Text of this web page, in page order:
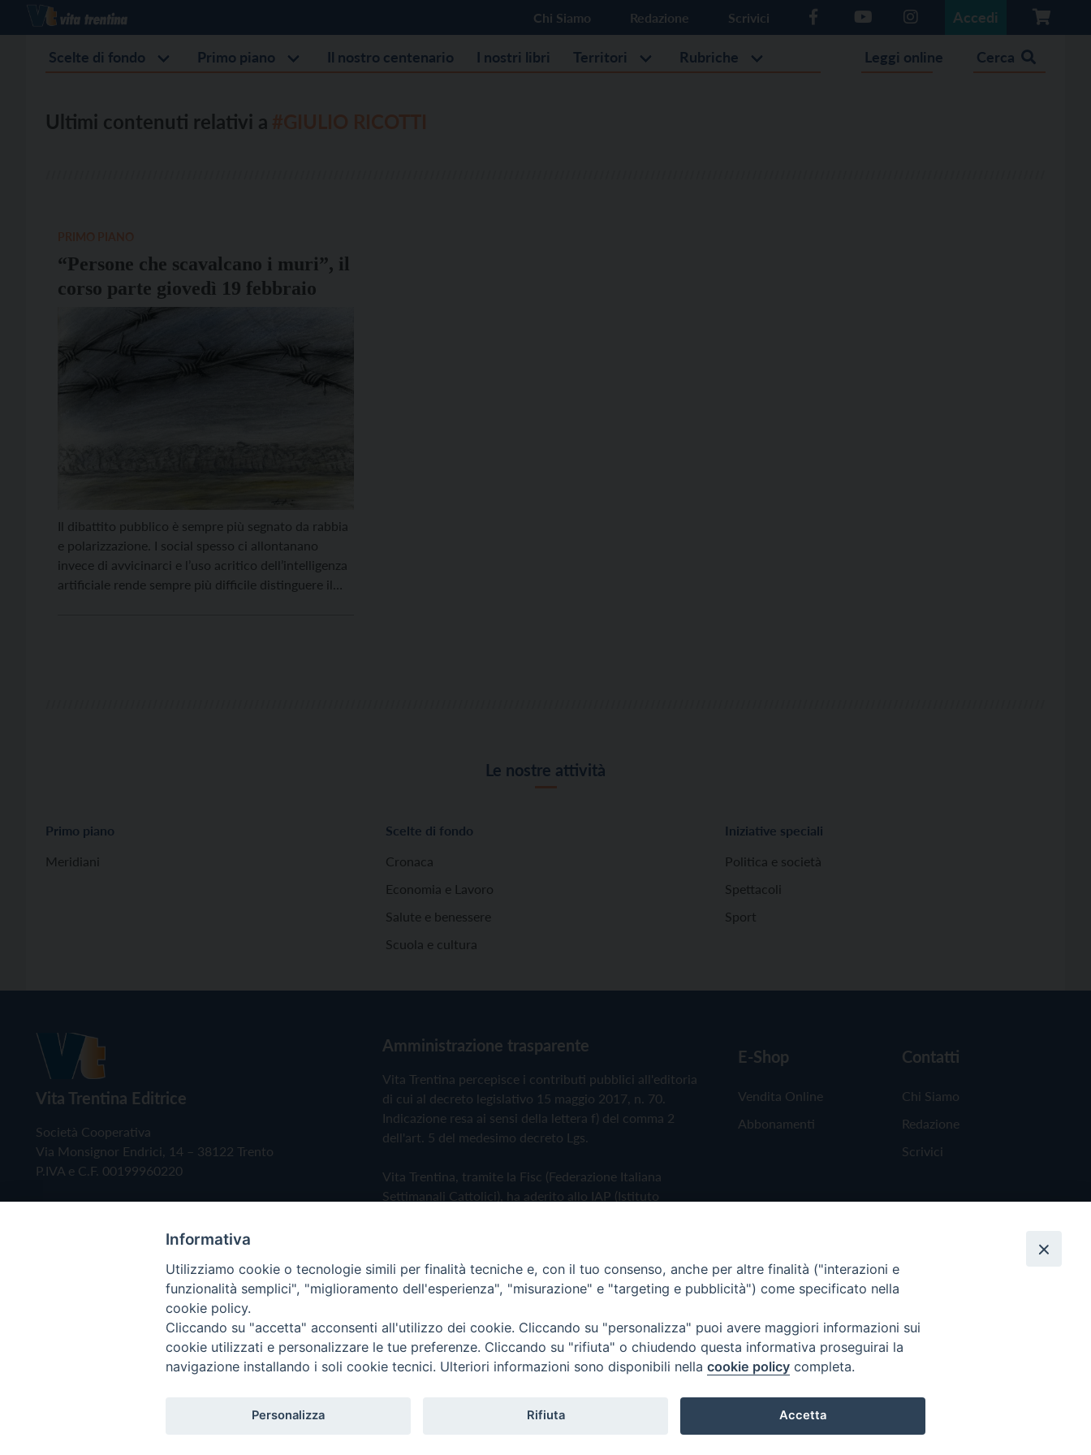
Chi Siamo Redazione Scrivici Accedi
Scelte di fondo Primo piano Il nostro centenario I nostri libri Territori Rubriche Leggi online Cerca
Ultimi contenuti relativi a
“Persone che scavalcano i muri”, il
corso parte giovedì 19 febbraio
Il dibattito pubblico è sempre più segnato da rabbia
e polarizzazione. I social spesso ci allontanano
invece di avvicinarci e l’uso acritico dell’intelligenza
artificiale rende sempre più difficile distinguere il
Le nostre attività
Primo piano
Meridiani
Scelte di fondo
Cronaca
Economia e Lavoro
Salute e benessere
Scuola e cultura
Iniziative speciali
Politica e società
Spettacoli
Sport
Vita Trentina Editrice
Società Cooperativa
Via Monsignor Endrici, 14 – 38122 Trento
P.IVA e C.F. 00199960220
Amministrazione trasparente
Vita Trentina percepisce i contributi pubblici all'editoria
di cui al decreto legislativo 15 maggio 2017, n. 70.
Indicazione resa ai sensi della lettera f) del comma 2
dell'art. 5 del medesimo decreto Lgs.
Vita Trentina, tramite la Fisc (Federazione Italiana
Settimanali Cattolici), ha aderito allo IAP (Istituto
Privacy Policy Cookie Policy
E-Shop
Vendita Online
Abbonamenti
Contatti
Chi Siamo
Redazione
Scrivici
Copyright © 2019 - Tutti i diritti riservati - Vita Trentina Editrice
Informativa
Utilizziamo cookie o tecnologie simili per finalità tecniche e, con il tuo consenso, anche per altre finalità ("interazioni e
funzionalità semplici", "miglioramento dell'esperienza", "misurazione" e "targeting e pubblicità") come specificato nella
cookie policy.
Cliccando su "accetta" acconsenti all'utilizzo dei cookie. Cliccando su "personalizza" puoi avere maggiori informazioni sui
cookie utilizzati e personalizzare le tue preferenze. Cliccando su "rifiuta" o chiudendo questa informativa proseguirai la
navigazione installando i soli cookie tecnici. Ulteriori informazioni sono disponibili nella cookie policy completa.
Personalizza Rifiuta Accetta